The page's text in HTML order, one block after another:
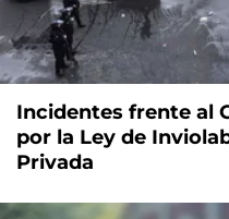
Incidentes frente al
por la Ley de
Privada